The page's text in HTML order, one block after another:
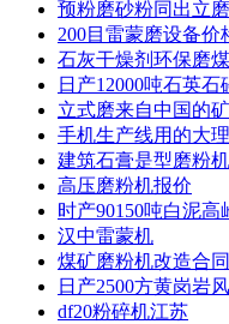
预粉磨砂粉同出立
200目雷蒙磨设备价
石灰干燥剂环保磨
日产12000吨石英石
立式磨来自中国的
手机生产线用的大
建筑石膏是型磨粉
高压磨粉机报价
时产90150吨白泥
汉中雷蒙机
煤矿磨粉机改造合同
日产2500方黄岗岩
df20粉碎机江苏